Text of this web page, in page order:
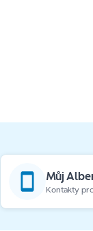
Můj
Kontakty